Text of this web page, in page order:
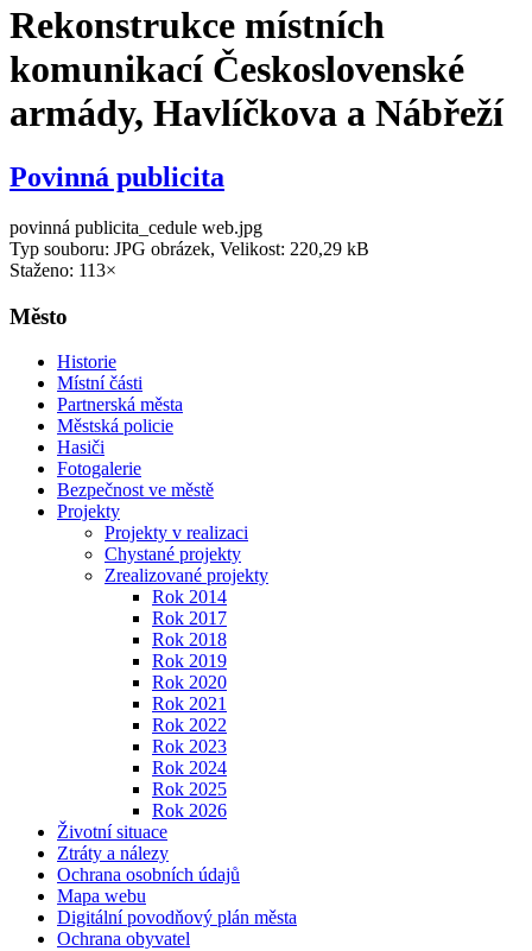
Rekonstrukce místních
komunikací Československé
armády, Havlíčkova a Nábřeží
Povinná publicita
povinná publicita_cedule web.jpg
Typ souboru: JPG obrázek, Velikost: 220,29 kB
Staženo: 113×
Město
Historie
Místní části
Partnerská města
Městská policie
Hasiči
Fotogalerie
Bezpečnost ve městě
Projekty
Projekty v realizaci
Chystané projekty
Zrealizované projekty
Rok 2014
Rok 2017
Rok 2018
Rok 2019
Rok 2020
Rok 2021
Rok 2022
Rok 2023
Rok 2024
Rok 2025
Rok 2026
Životní situace
Ztráty a nálezy
Ochrana osobních údajů
Mapa webu
Digitální povodňový plán města
Ochrana obyvatel